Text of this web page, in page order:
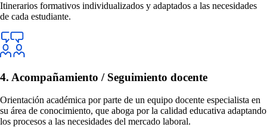
Itinerarios formativos individualizados y adaptados a las necesidades
de cada estudiante.
4. Acompañamiento / Seguimiento docente
Orientación académica por parte de un equipo docente especialista en
su área de conocimiento, que aboga por la calidad educativa adaptando
los procesos a las necesidades del mercado laboral.